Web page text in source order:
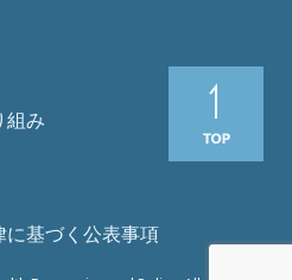
組み
基づく公表事項